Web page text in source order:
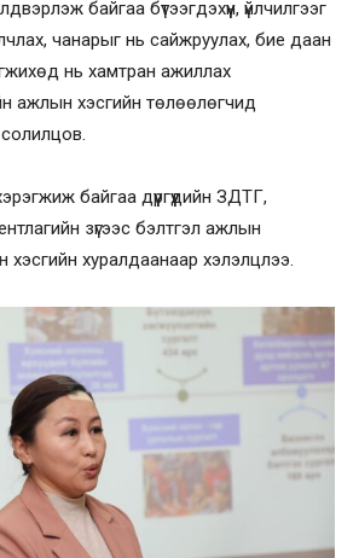
байгаа бүтээгдэхүүн, үйлчилгээг
чанарыг нь сайжруулах, бие даан
нь хамтран ажиллах
ажлын хэсгийн төлөөлөгчид
байгаа дүүргүүдийн ЗДТГ,
зүгээс бэлтгэл ажлын
хуралдаанаар хэлэлцлээ.